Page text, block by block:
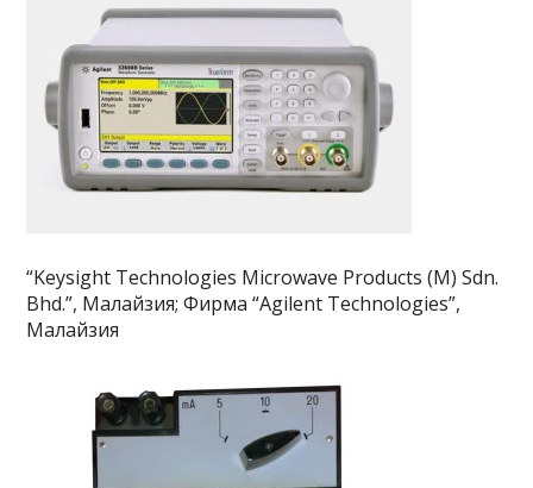
“Keysight Technologies Microwave Products (M) Sdn.
Bhd.”, Малайзия; Фирма “Agilent Technologies”,
Малайзия